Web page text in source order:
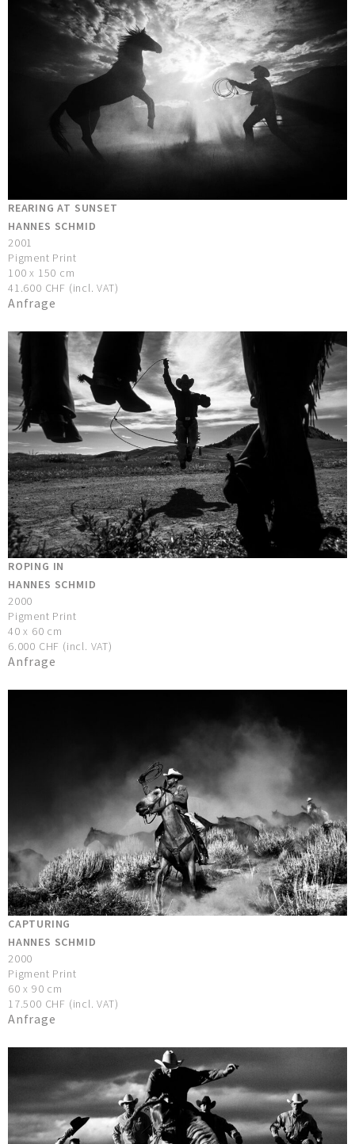
REARING AT SUNSET
HANNES SCHMID
2001
Pigment Print
100 x 150 cm
41.600 CHF (incl. VAT)
Anfrage
ROPING IN
HANNES SCHMID
2000
Pigment Print
40 x 60 cm
6.000 CHF (incl. VAT)
Anfrage
CAPTURING
HANNES SCHMID
2000
Pigment Print
60 x 90 cm
17.500 CHF (incl. VAT)
Anfrage